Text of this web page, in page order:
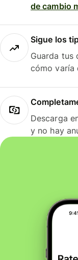
de cambio
Sigue los
Guarda tus
cómo varía
Descarga
y no hay